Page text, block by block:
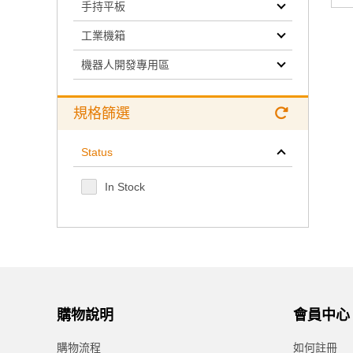
手持平板
工業機箱
機器人開發專用區
規格篩選
Status
In Stock
購物說明
購物流程
會員中心
如何註冊